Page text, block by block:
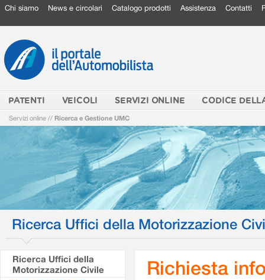
Chi siamo News e circolari Catalogo prodotti Assistenza Contatti
PATENTI VEICOLI SERVIZI ONLINE CODICE
Servizi online // Ricerca e Gestione UMC
Ricerca Uffici della Motorizzazione
Ricerca Uffici della
Motorizzazione Civile
Richiesta